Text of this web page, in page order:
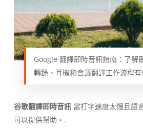
Google 翻譯即時音訊指南：了解
轉錄、耳機和會議翻譯工作流程
谷歌翻譯即時音訊當打字速度太慢且語
可以提供幫助。.